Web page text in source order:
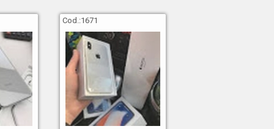
Cod.:1671